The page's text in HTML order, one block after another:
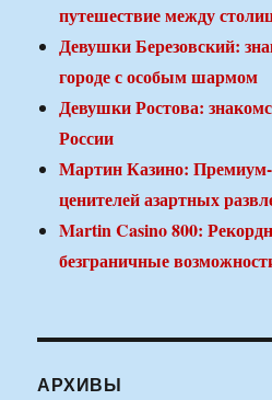
путешествие между
Девушки Березовский:
городе с особым шармом
Девушки Ростова:
России
Мартин Казино:
ценителей азартных
Martin Casino 800:
безграничные
АРХИВЫ